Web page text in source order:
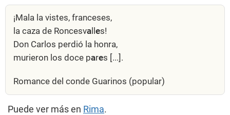
¡Mala la vistes, franceses,
la caza de Roncesva es!
Don Carlos perdió la honra,
murieron los doce pares [...].
Romance del conde Guarinos (popular)
Puede ver más en Rima.